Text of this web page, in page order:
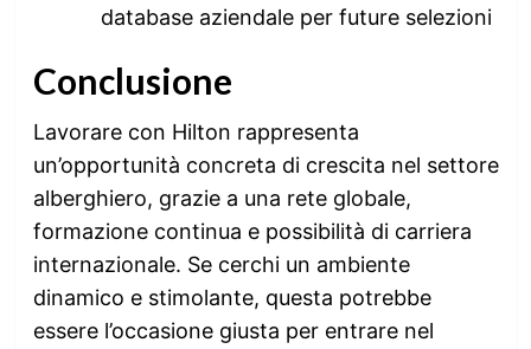
database aziendale per future selezioni
Conclusione
Lavorare con Hilton rappresenta
un’opportunità concreta di crescita nel settore
alberghiero, grazie a una rete globale,
formazione continua e possibilità di carriera
internazionale. Se cerchi un ambiente
dinamico e stimolante, questa potrebbe
essere l’occasione giusta per entrare nel